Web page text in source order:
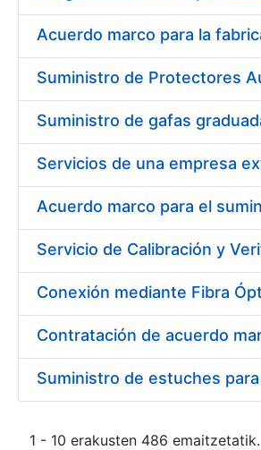
Erakutsi/Ezkutatu
1 - 10 erakusten 486 emaitzetatik.